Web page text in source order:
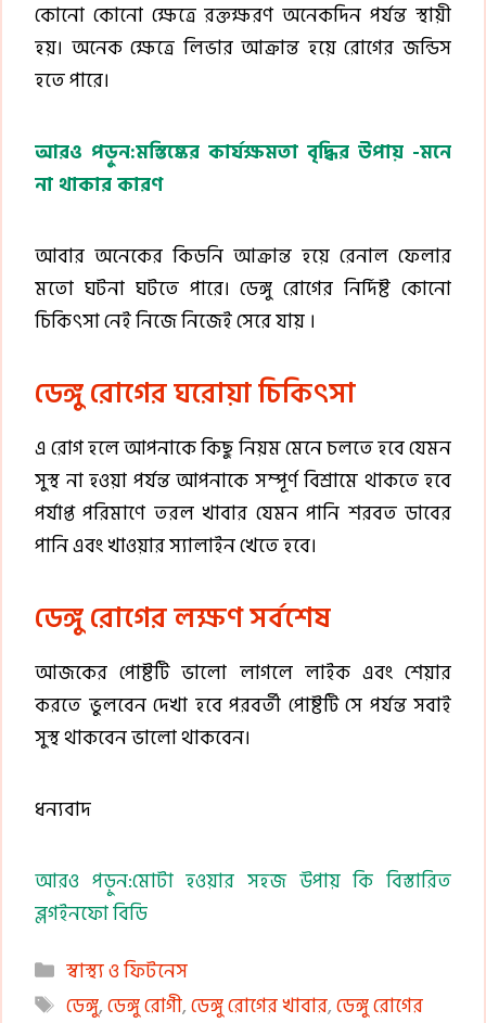
কোনো কোনো ক্ষেত্রে রক্তক্ষরণ অনেকদিন পর্যন্ত স্থায়ী
হয়। অনেক ক্ষেত্রে লিভার আক্রান্ত হয়ে রোগের জন্ডিস
হতে পারে।
আরও পড়ুন:মস্তিষ্কের কার্যক্ষমতা বৃদ্ধির উপায় -মনে
না থাকার কারণ
আবার অনেকের কিডনি আক্রান্ত হয়ে রেনাল ফেলার
মতো ঘটনা ঘটতে পারে। ডেঙ্গু রোগের নির্দিষ্ট কোনো
চিকিৎসা নেই নিজে নিজেই সেরে যায় ।
ডেঙ্গু রোগের ঘরোয়া চিকিৎসা
এ রোগ হলে আপনাকে কিছু নিয়ম মেনে চলতে হবে যেমন
সুস্থ না হওয়া পর্যন্ত আপনাকে সম্পূর্ণ বিশ্রামে থাকতে হবে
পর্যাপ্ত পরিমাণে তরল খাবার যেমন পানি শরবত ডাবের
পানি এবং খাওয়ার স্যালাইন খেতে হবে।
ডেঙ্গু রোগের লক্ষণ সর্বশেষ
আজকের পোষ্টটি ভালো লাগলে লাইক এবং শেয়ার
করতে ভুলবেন দেখা হবে পরবর্তী পোষ্টটি সে পর্যন্ত সবাই
সুস্থ থাকবেন ভালো থাকবেন।
ধন্যবাদ
আরও পড়ুন:মোটা হওয়ার সহজ উপায় কি বিস্তারিত
ব্লগইনফো বিডি
Categories
স্বাস্থ্য ও ফিটনেস
Tags
ডেঙ্গু,ডেঙ্গু রোগী,ডেঙ্গু রোগের খাবার,ডেঙ্গু রোগের